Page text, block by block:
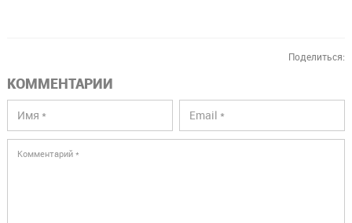
Поделиться:
КОММЕНТАРИИ